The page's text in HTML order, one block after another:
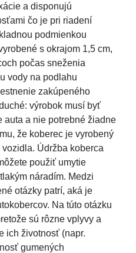
a disponujú
čo je pri riadení
podmienkou
s okrajom 1,5 cm,
počas sneženia
vody na podlahu
zakúpeného
výrobok musí byť
auta a nie potrebné žiadne
že koberec je vyrobený
Údržba koberca
použiť umytie
náradím. Medzi
otázky patrí, aká je
Na túto otázku
sú rôzne vplyvy a
ich životnosť (napr.
gumených